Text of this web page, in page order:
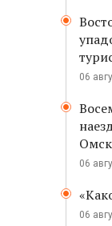
06
06
06